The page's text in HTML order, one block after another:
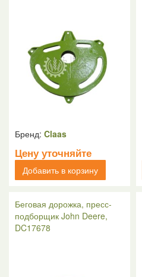
Бренд: Claas
Цену уточняйте
Добавить в корзину
Беговая дорожка, пресс-
подборщик John Deere,
DC17678